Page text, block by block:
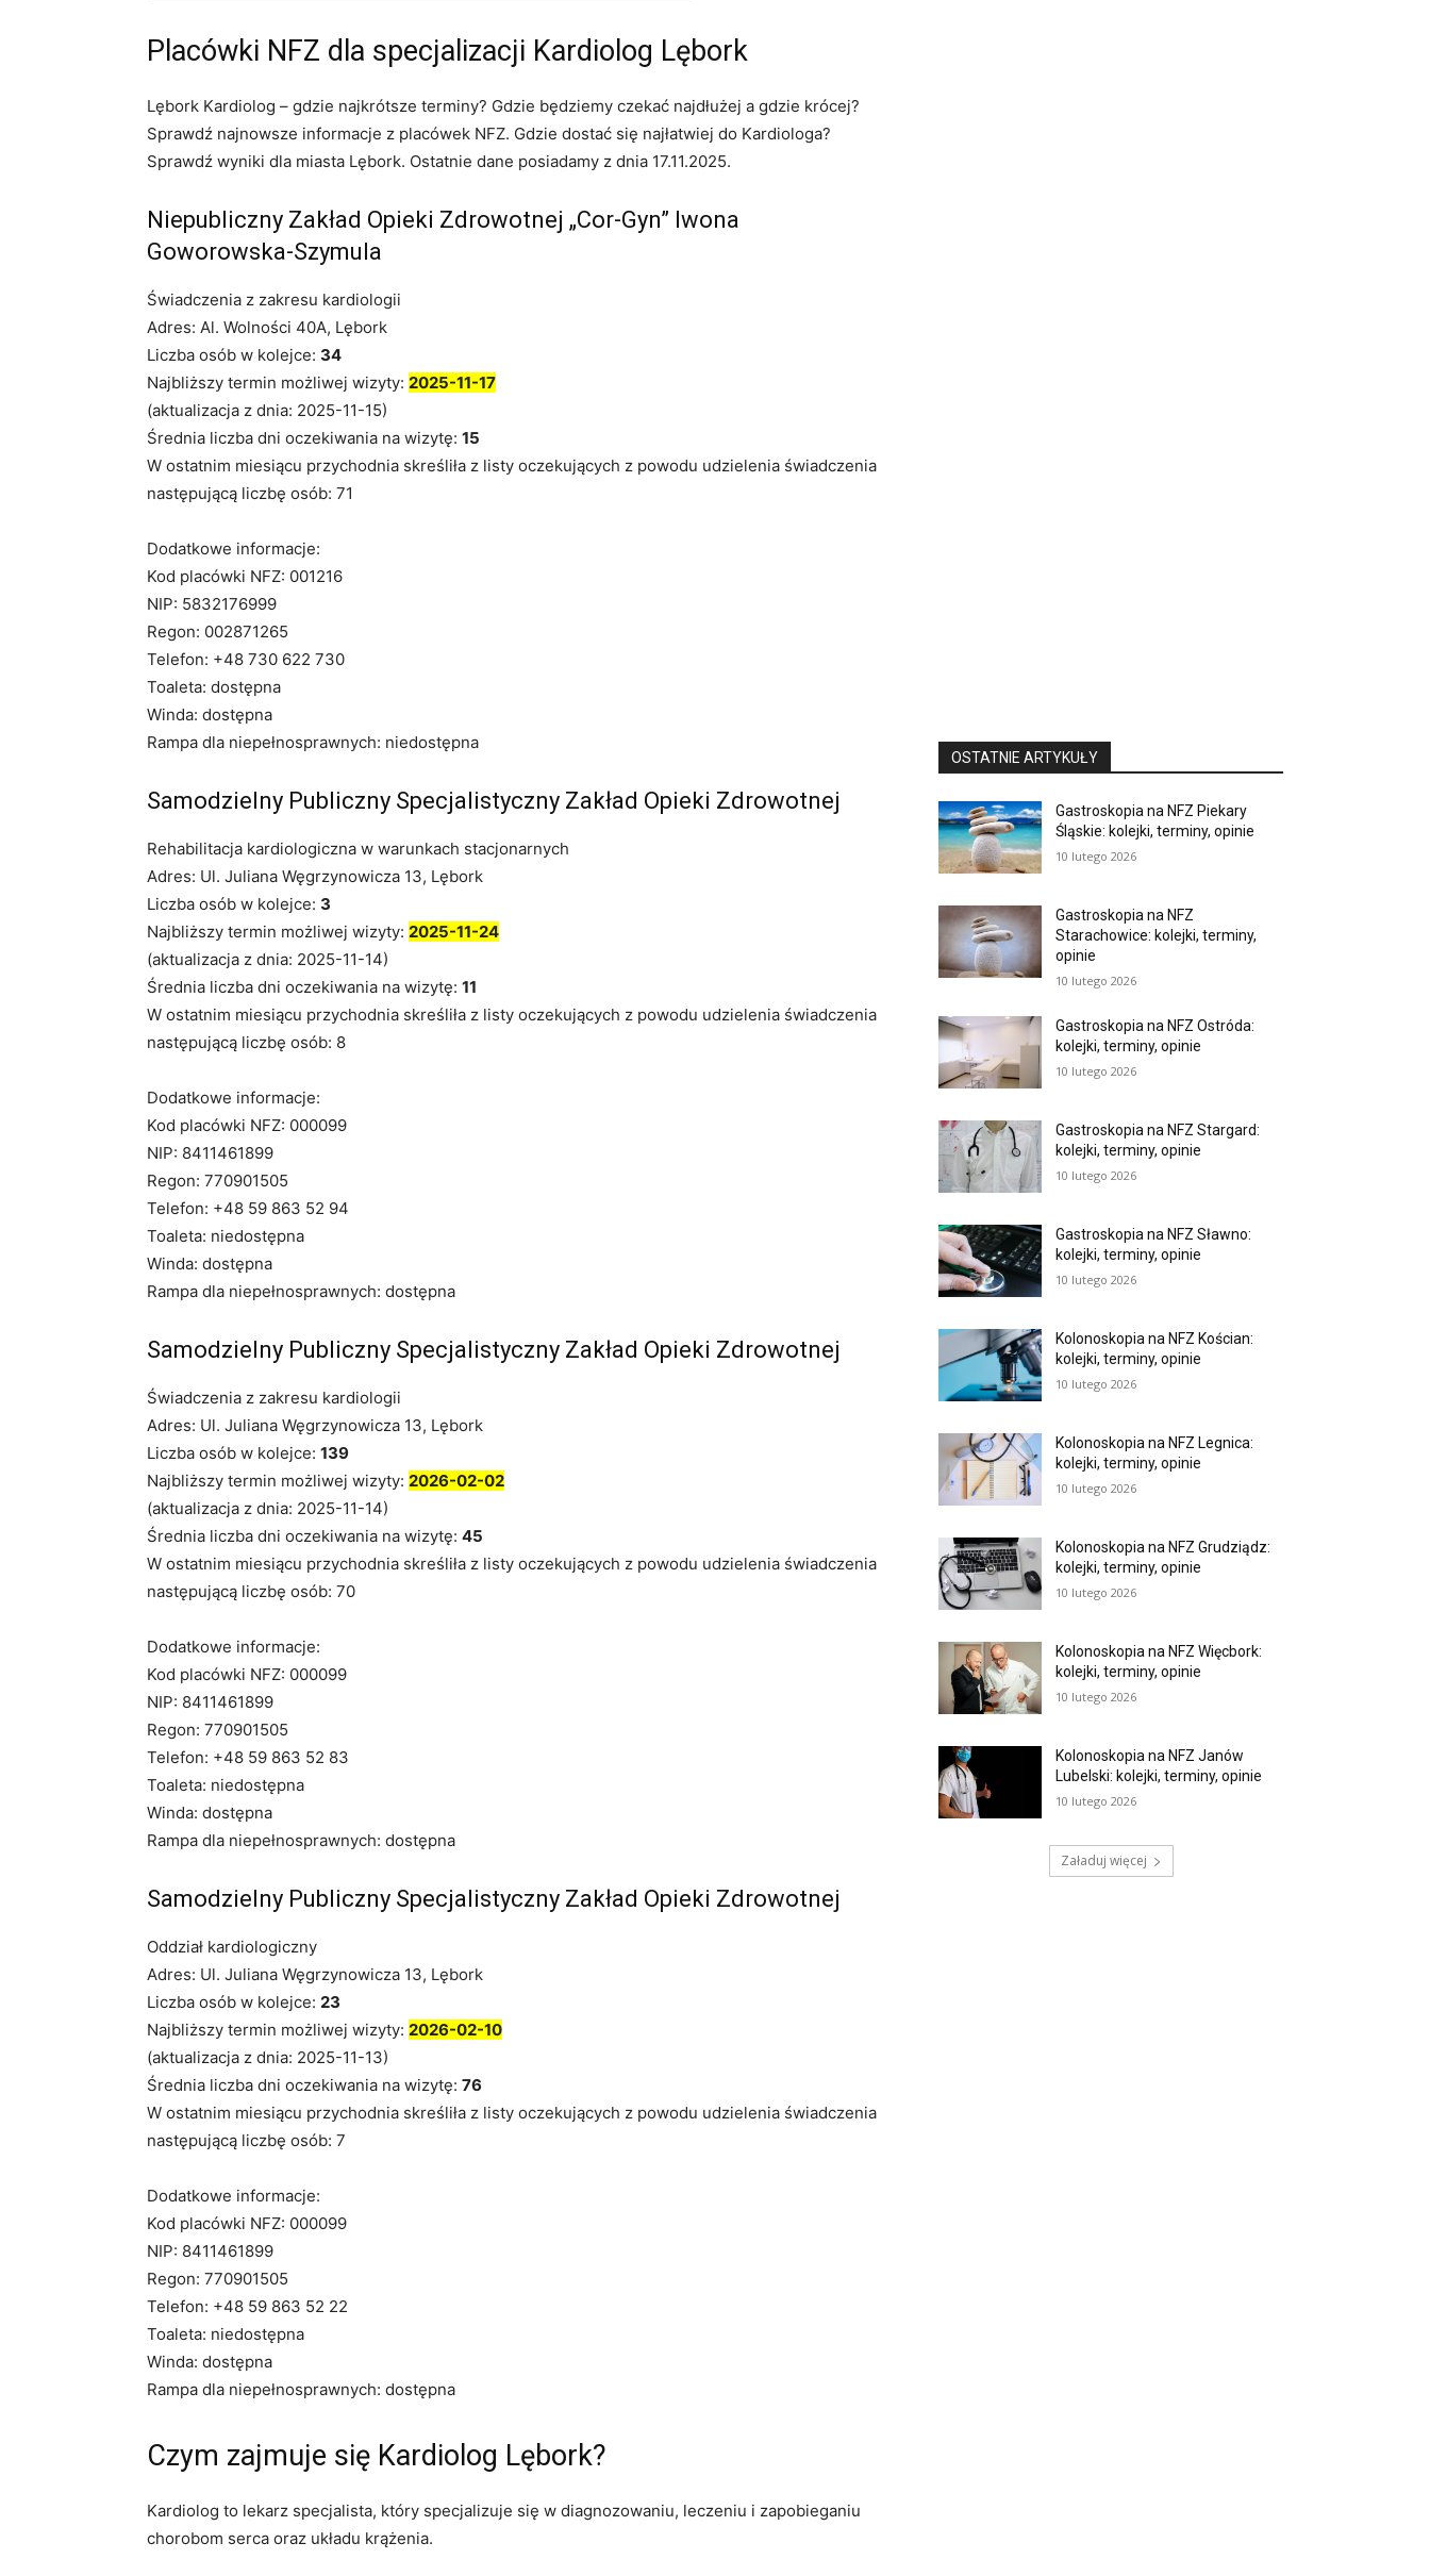
Placówki NFZ dla specjalizacji Kardiolog Lębork
Lębork Kardiolog – gdzie najkrótsze terminy? Gdzie będziemy czekać najdłużej a gdzie krócej?
Sprawdź najnowsze informacje z placówek NFZ. Gdzie dostać się najłatwiej do Kardiologa?
Sprawdź wyniki dla miasta Lębork. Ostatnie dane posiadamy z dnia 17.11.2025.
Niepubliczny Zakład Opieki Zdrowotnej „Cor-Gyn” Iwona
Goworowska-Szymula
Świadczenia z zakresu kardiologii
Adres: Al. Wolności 40A, Lębork
Liczba osób w kolejce: 34
Najbliższy termin możliwej wizyty: 2025-11-17
(aktualizacja z dnia: 2025-11-15)
Średnia liczba dni oczekiwania na wizytę: 15
W ostatnim miesiącu przychodnia skreśliła z listy oczekujących z powodu udzielenia świadczenia
następującą liczbę osób: 71
Dodatkowe informacje:
Kod placówki NFZ: 001216
NIP: 5832176999
Regon: 002871265
Telefon: +48 730 622 730
Toaleta: dostępna
Winda: dostępna
Rampa dla niepełnosprawnych: niedostępna
Samodzielny Publiczny Specjalistyczny Zakład Opieki Zdrowotnej
Rehabilitacja kardiologiczna w warunkach stacjonarnych
Adres: Ul. Juliana Węgrzynowicza 13, Lębork
Liczba osób w kolejce: 3
Najbliższy termin możliwej wizyty: 2025-11-24
(aktualizacja z dnia: 2025-11-14)
Średnia liczba dni oczekiwania na wizytę: 11
W ostatnim miesiącu przychodnia skreśliła z listy oczekujących z powodu udzielenia świadczenia
następującą liczbę osób: 8
Dodatkowe informacje:
Kod placówki NFZ: 000099
NIP: 8411461899
Regon: 770901505
Telefon: +48 59 863 52 94
Toaleta: niedostępna
Winda: dostępna
Rampa dla niepełnosprawnych: dostępna
Samodzielny Publiczny Specjalistyczny Zakład Opieki Zdrowotnej
Świadczenia z zakresu kardiologii
Adres: Ul. Juliana Węgrzynowicza 13, Lębork
Liczba osób w kolejce: 139
Najbliższy termin możliwej wizyty: 2026-02-02
(aktualizacja z dnia: 2025-11-14)
Średnia liczba dni oczekiwania na wizytę: 45
W ostatnim miesiącu przychodnia skreśliła z listy oczekujących z powodu udzielenia świadczenia
następującą liczbę osób: 70
Dodatkowe informacje:
Kod placówki NFZ: 000099
NIP: 8411461899
Regon: 770901505
Telefon: +48 59 863 52 83
Toaleta: niedostępna
Winda: dostępna
Rampa dla niepełnosprawnych: dostępna
Samodzielny Publiczny Specjalistyczny Zakład Opieki Zdrowotnej
Oddział kardiologiczny
Adres: Ul. Juliana Węgrzynowicza 13, Lębork
Liczba osób w kolejce: 23
Najbliższy termin możliwej wizyty: 2026-02-10
(aktualizacja z dnia: 2025-11-13)
Średnia liczba dni oczekiwania na wizytę: 76
W ostatnim miesiącu przychodnia skreśliła z listy oczekujących z powodu udzielenia świadczenia
następującą liczbę osób: 7
Dodatkowe informacje:
Kod placówki NFZ: 000099
NIP: 8411461899
Regon: 770901505
Telefon: +48 59 863 52 22
Toaleta: niedostępna
Winda: dostępna
Rampa dla niepełnosprawnych: dostępna
Czym zajmuje się Kardiolog Lębork?
Kardiolog to lekarz specjalista, który specjalizuje się w diagnozowaniu, leczeniu i zapobieganiu
chorobom serca oraz układu krążenia.
OSTATNIE ARTYKUŁY
Gastroskopia na NFZ Piekary
Śląskie: kolejki, terminy, opinie
10 lutego 2026
Gastroskopia na NFZ
Starachowice: kolejki, terminy,
opinie
10 lutego 2026
Gastroskopia na NFZ Ostróda:
kolejki, terminy, opinie
10 lutego 2026
Gastroskopia na NFZ Stargard:
kolejki, terminy, opinie
10 lutego 2026
Gastroskopia na NFZ Sławno:
kolejki, terminy, opinie
10 lutego 2026
Kolonoskopia na NFZ Kościan:
kolejki, terminy, opinie
10 lutego 2026
Kolonoskopia na NFZ Legnica:
kolejki, terminy, opinie
10 lutego 2026
Kolonoskopia na NFZ Grudziądz:
kolejki, terminy, opinie
10 lutego 2026
Kolonoskopia na NFZ Więcbork:
kolejki, terminy, opinie
10 lutego 2026
Kolonoskopia na NFZ Janów
Lubelski: kolejki, terminy, opinie
10 lutego 2026
Załaduj więcej